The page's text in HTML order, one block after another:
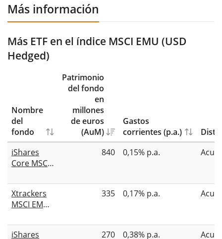
Más información
Más ETF en el índice MSCI EMU (USD
Hedged)
Nombre
del
fondo
Patrimonio
del fondo
en
millones
de euros
(AuM)
Gastos
corrientes (p.a.)
iShares
Core MSCI
ETF USD
Hedged
(Acc)
840 0,15% p.a.
Xtrackers
MSCI EMU
1C - USD
335 0,17% p.a.
iShares 270 0,38% p.a.